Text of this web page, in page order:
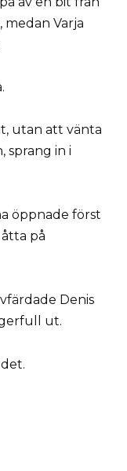
medan Varja
utan att vänta
sprang in i
öppnade först
på
Denis
ut.